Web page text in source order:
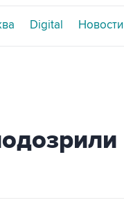
Digital Новости